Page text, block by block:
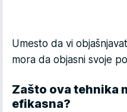
Umesto da vi
mora da objasni svoje
Zašto ova tehnika
efikasna?